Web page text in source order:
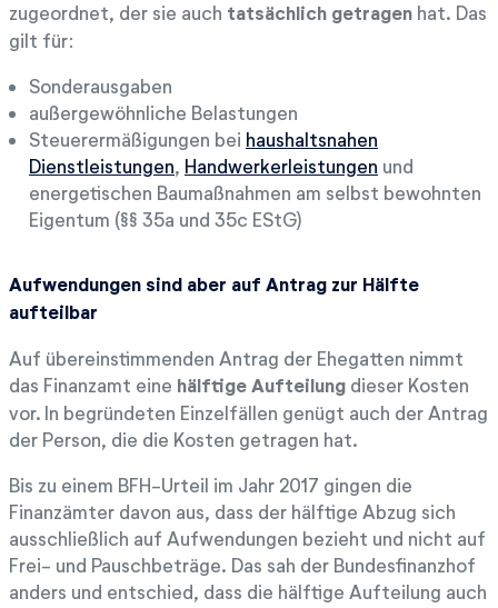
zugeordnet, der sie auch tatsächlich getragen hat. Das
gilt für:
Sonderausgaben
außergewöhnliche Belastungen
Steuerermäßigungen bei haushaltsnahen
Dienstleistungen, Handwerkerleistungen und
energetischen Baumaßnahmen am selbst bewohnten
Eigentum (§§ 35a und 35c EStG)
Aufwendungen sind aber auf Antrag zur Hälfte
aufteilbar
Auf übereinstimmenden Antrag der Ehegatten nimmt
das Finanzamt eine hälftige Aufteilung dieser Kosten
vor. In begründeten Einzelfällen genügt auch der Antrag
der Person, die die Kosten getragen hat.
Bis zu einem BFH-Urteil im Jahr 2017 gingen die
Finanzämter davon aus, dass der hälftige Abzug sich
ausschließlich auf Aufwendungen bezieht und nicht auf
Frei- und Pauschbeträge. Das sah der Bundesfinanzhof
anders und entschied, dass die hälftige Aufteilung auch